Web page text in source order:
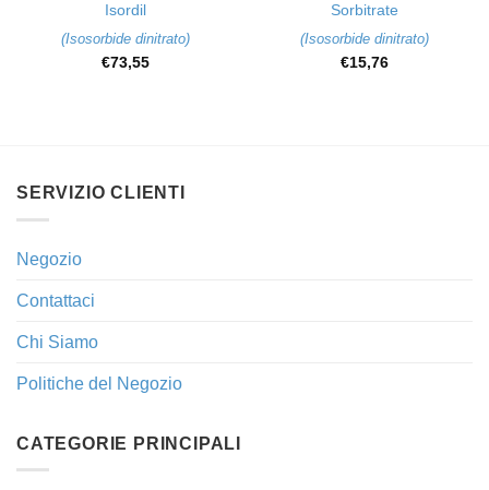
Isordil
(Isosorbide dinitrato)
€73,55
Sorbitrate
(Isosorbide dinitrato)
€15,76
SERVIZIO CLIENTI
Negozio
Contattaci
Chi Siamo
Politiche del Negozio
CATEGORIE PRINCIPALI